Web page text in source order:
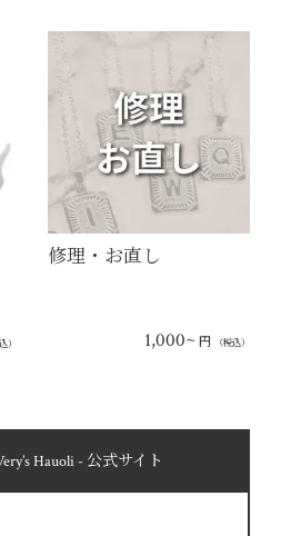
）
修理・お直し
1,000~ 円 （税込）
Hauoli - 公式サイト